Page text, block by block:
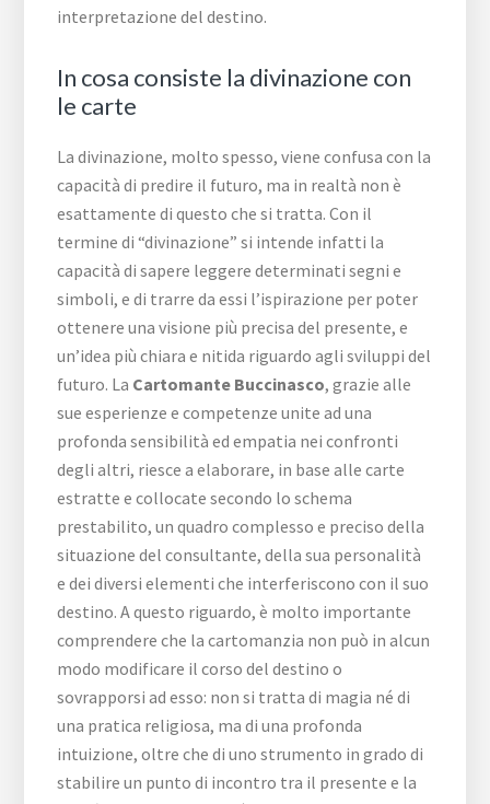
interpretazione del destino.
In cosa consiste la divinazione con
le carte
La divinazione, molto spesso, viene confusa con la
capacità di predire il futuro, ma in realtà non è
esattamente di questo che si tratta. Con il
termine di “divinazione” si intende infatti la
capacità di sapere leggere determinati segni e
simboli, e di trarre da essi l’ispirazione per poter
ottenere una visione più precisa del presente, e
un’idea più chiara e nitida riguardo agli sviluppi del
futuro. La Cartomante Buccinasco, grazie alle
sue esperienze e competenze unite ad una
profonda sensibilità ed empatia nei confronti
degli altri, riesce a elaborare, in base alle carte
estratte e collocate secondo lo schema
prestabilito, un quadro complesso e preciso della
situazione del consultante, della sua personalità
e dei diversi elementi che interferiscono con il suo
destino. A questo riguardo, è molto importante
comprendere che la cartomanzia non può in alcun
modo modificare il corso del destino o
sovrapporsi ad esso: non si tratta di magia né di
una pratica religiosa, ma di una profonda
intuizione, oltre che di uno strumento in grado di
stabilire un punto di incontro tra il presente e la